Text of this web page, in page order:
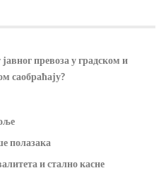
превоза у градском и
саобраћају?
полазака
и стално касне